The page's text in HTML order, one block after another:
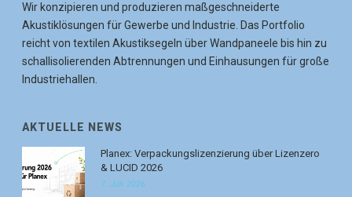
Wir konzipieren und produzieren maßgeschneiderte
Akustiklösungen für Gewerbe und Industrie. Das Portfolio
reicht von textilen Akustiksegeln über Wandpaneele bis hin zu
schallisolierenden Abtrennungen und Einhausungen für große
Industriehallen.
AKTUELLE NEWS
Planex: Verpackungslizenzierung über Lizenzero
& LUCID 2026
7. Juli 2026